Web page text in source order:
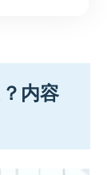
内容